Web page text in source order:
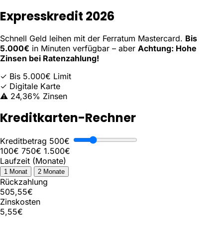
Expresskredit 2026
Schnell Geld leihen mit der Ferratum Mastercard. Bis
5.000€ in Minuten verfügbar – aber Achtung: Hohe
Zinsen bei Ratenzahlung!
✓ Bis 5.000€ Limit
✓ Digitale Karte
⚠️ 24,36% Zinsen
Kreditkarten-Rechner
Kreditbetrag 500€
100€ 750€ 1.500€
Laufzeit (Monate)
1 Monat 2 Monate
Rückzahlung
505,55€
Zinskosten
5,55€